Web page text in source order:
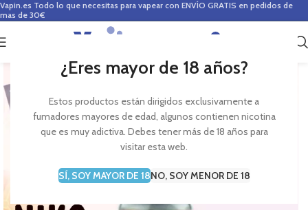
¿Eres mayor de 18 años?
Estos productos están dirigidos exclusivamente a
fumadores mayores de edad, algunos contienen nicotina
que es muy adictiva. Debes tener más de 18 años para
visitar esta web.
SÍ, SOY MAYOR DE 18NO, SOY MENOR DE 18
Vapin.es Todo lo que necesitas para vapear con ENVÍO GRATIS en pedidos de
mas de 30€
0